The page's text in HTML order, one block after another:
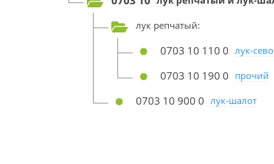
лук репчатый:
0703 10 110 0 лук-
0703 10 190 0 прочий
0703 10 900 0 лук-шалот